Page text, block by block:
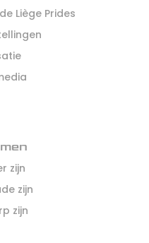
Liège Prides
zijn
zijn
zijn